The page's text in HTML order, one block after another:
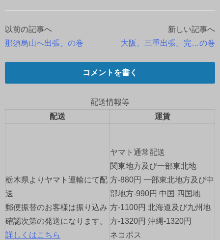
投
ョ
ン
以前の記事へ
那須烏山へ出張。の巻
新しい記事へ
大阪、三重出張。完…の巻
コメントを書く
配送情報等
配送
運賃
栃木県よりヤマト運輸にて配
送
郵便振替のお客様は振り込み
確認次第の発送になります。
詳しくはこちら
ヤマト通常配送
関東地方及び一部東北地
方-880円 一部東北地方及び中
部地方-990円 中国 四国地
方-1100円 北海道及び九州地
方-1320円 沖縄-1320円
ネコポス